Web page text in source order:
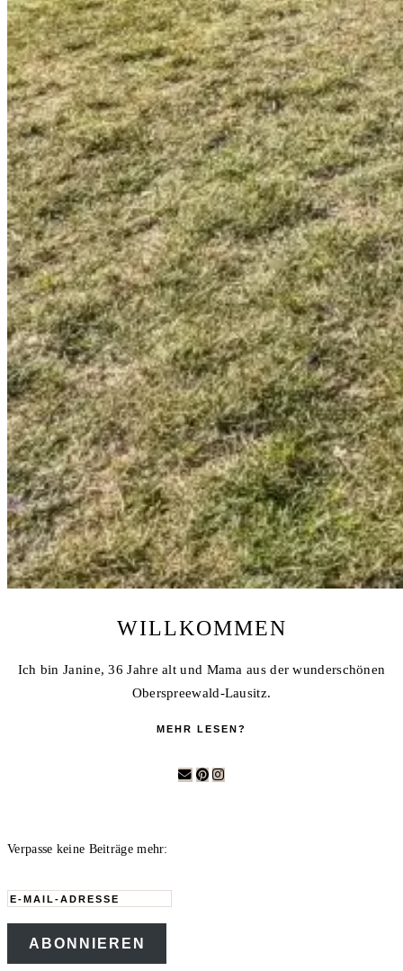
WILLKOMMEN
Ich bin Janine, 36 Jahre alt und Mama aus der wunderschönen
Oberspreewald-Lausitz.
MEHR LESEN?
Verpasse keine Beiträge mehr:
E-
Mail-
Adresse
ABONNIEREN